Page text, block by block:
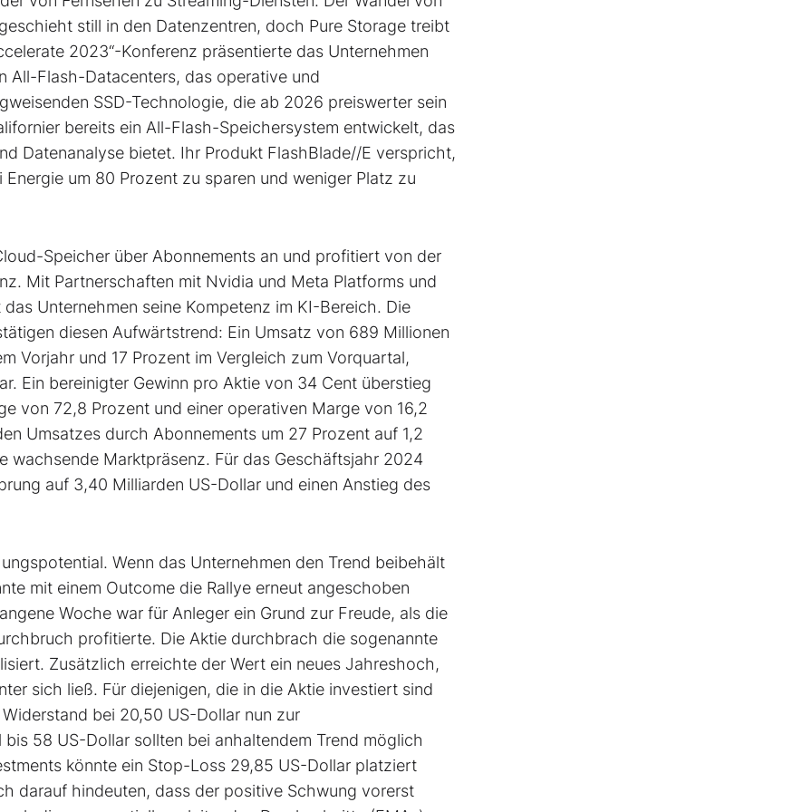
still in den Datenzentren, doch Pure Storage treibt
2023“-Konferenz präsentierte das Unternehmen
All-Flash-Datacenters, das operative und
SSD-Technologie, die ab 2026 preiswerter sein
bereits ein All-Flash-Speichersystem entwickelt, das
Datenanalyse bietet. Ihr Produkt FlashBlade//E verspricht,
um 80 Prozent zu sparen und weniger Platz zu
Speicher über Abonnements an und profitiert von der
Mit Partnerschaften mit Nvidia und Meta Platforms und
Unternehmen seine Kompetenz im KI-Bereich. Die
diesen Aufwärtstrend: Ein Umsatz von 689 Millionen
Vorjahr und 17 Prozent im Vergleich zum Vorquartal,
Ein bereinigter Gewinn pro Aktie von 34 Cent überstieg
von 72,8 Prozent und einer operativen Marge von 16,2
Umsatzes durch Abonnements um 27 Prozent auf 1,2
wachsende Marktpräsenz. Für das Geschäftsjahr 2024
auf 3,40 Milliarden US-Dollar und einen Anstieg des
Wenn das Unternehmen den Trend beibehält
mit einem Outcome die Rallye erneut angeschoben
Woche war für Anleger ein Grund zur Freude, als die
profitierte. Die Aktie durchbrach die sogenannte
Zusätzlich erreichte der Wert ein neues Jahreshoch,
sich ließ. Für diejenigen, die in die Aktie investiert sind
bei 20,50 US-Dollar nun zur
58 US-Dollar sollten bei anhaltendem Trend möglich
könnte ein Stop-Loss 29,85 US-Dollar platziert
darauf hindeuten, dass der positive Schwung vorerst